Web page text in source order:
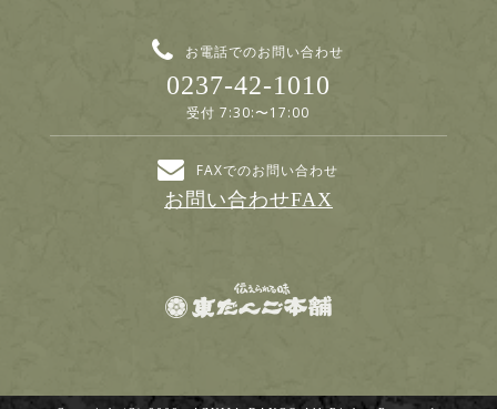
お電話でのお問い合わせ
0237-42-1010
受付 7:30:〜17:00
FAXでのお問い合わせ
お問い合わせFAX